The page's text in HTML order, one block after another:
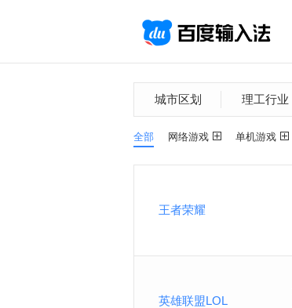
城市区划 理工行业
全部 网络游戏 单机游戏
王者荣耀
英雄联盟LOL